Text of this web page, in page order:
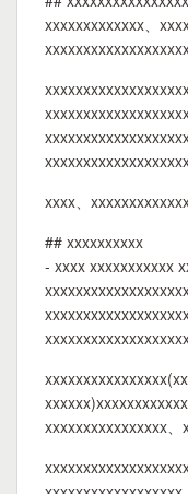
xxxxxxxxxxxxx、
xxxx、
## xxxxxxxxxx
- xxxx xxxxxxxxxxx
xxxxxxxxxxxxxxxx(xx
xxxxxxxxxxxxxxxx、